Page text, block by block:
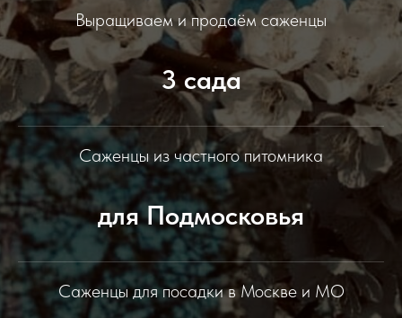
Выращиваем и продаём саженцы
3 сада
Саженцы из частного питомника
для Подмосковья
Саженцы для посадки в Москве и МО